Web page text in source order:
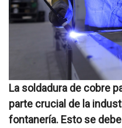
La soldadura de cobre
parte crucial de la
fontanería. Esto se